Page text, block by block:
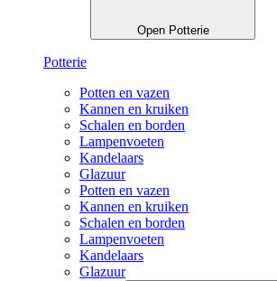
Open Potterie
Potterie
Potten en vazen
Kannen en kruiken
Schalen en borden
Lampenvoeten
Kandelaars
Glazuur
Potten en vazen
Kannen en kruiken
Schalen en borden
Lampenvoeten
Kandelaars
Glazuur